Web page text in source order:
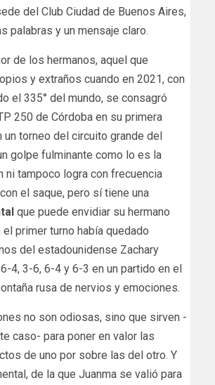
del Club Ciudad de Buenos Aires,
palabras y un mensaje claro.
de los hermanos, aquel que
y extraños cuando en 2021, con
el 335° del mundo, se consagró
250 de Córdoba en su primera
un torneo del circuito grande del
golpe fulminante como lo es la
ni tampoco logra con frecuencia
el saque, pero sí tiene una
que puede envidiar su hermano
el primer turno había quedado
del estadounidense Zachary
4, 3-6, 6-4 y 6-3 en un partido en el
rusa de nervios y emociones.
no son odiosas, sino que sirven -
caso- para poner en valor las
de uno por sobre las del otro. Y
de la que Juanma se valió para